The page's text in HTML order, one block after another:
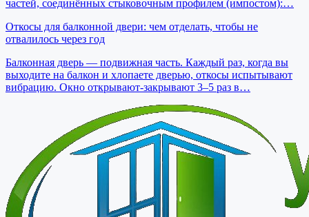
частей, соединённых стыковочным профилем (импостом):…
Откосы для балконной двери: чем отделать, чтобы не
отвалилось через год
Балконная дверь — подвижная часть. Каждый раз, когда вы
выходите на балкон и хлопаете дверью, откосы испытывают
вибрацию. Окно открывают-закрывают 3–5 раз в…